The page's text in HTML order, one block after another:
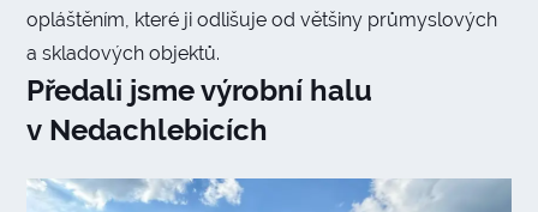
opláštěním, které ji odlišuje od většiny průmyslových
a skladových objektů.
Předali jsme výrobní halu
v Nedachlebicích